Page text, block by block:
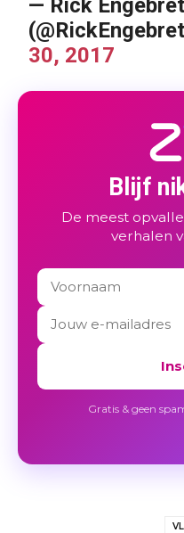
30, 2017
Blijf
De meest
verhalen
Gratis & geen